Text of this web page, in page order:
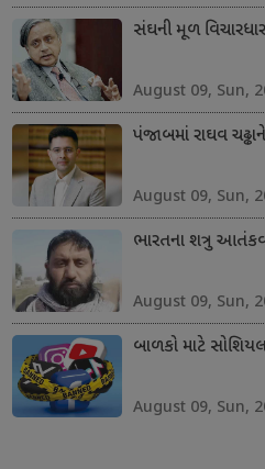
સંઘની મૂળ
August 09, Sun,
પંજાબમાં રાઘવ
August 09, Sun,
ભારતના શત્રુ
August 09, Sun,
બાળકો માટે
August 09, Sun,